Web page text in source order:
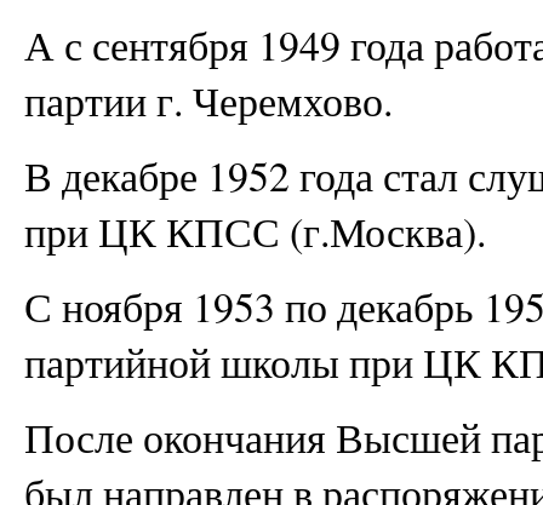
А с сентября 1949 года
партии г. Черемхово.
В декабре 1952 года стал
при ЦК КПСС (г.Москва).
С ноября 1953 по декабрь
партийной школы при ЦК
После окончания Высшей
был направлен в